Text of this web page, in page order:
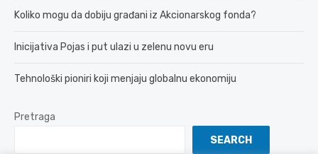
Koliko mogu da dobiju građani iz Akcionarskog fonda?
Inicijativa Pojas i put ulazi u zelenu novu eru
Tehnološki pioniri koji menjaju globalnu ekonomiju
Pretraga
SEARCH